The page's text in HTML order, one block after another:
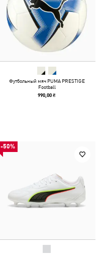
Футбольный мяч PUMA PRESTIGE
Football
990,00 ₴
-50%